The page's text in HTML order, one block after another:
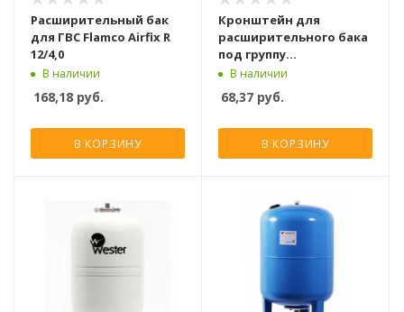
Расширительный бак
для ГВС Flamco Airfix R
12/4,0
В наличии
168,18 руб.
В КОРЗИНУ
Кронштейн для
расширительного бака
под группу
безопасности Север
В наличии
68,37 руб.
В КОРЗИНУ